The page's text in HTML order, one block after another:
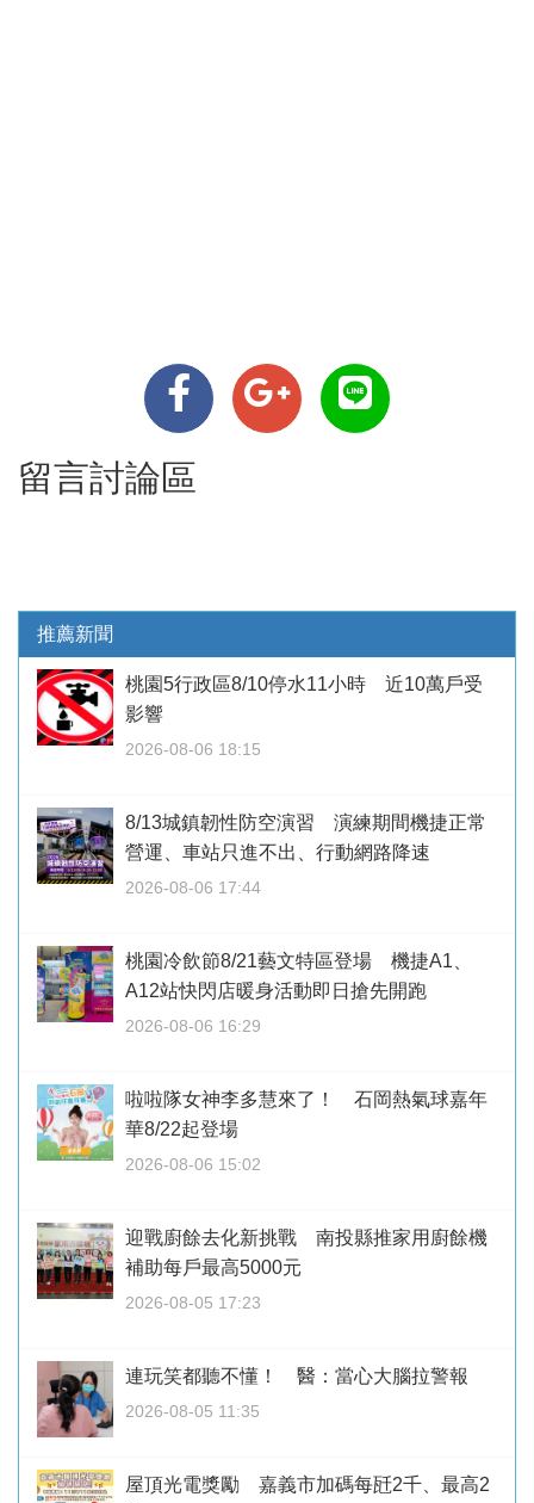
留言討論區
推薦新聞
桃園5行政區8/10停水11小時 近10萬戶受
影響
2026-08-06 18:15
8/13城鎮韌性防空演習 演練期間機捷正常
營運、車站只進不出、行動網路降速
2026-08-06 17:44
桃園冷飲節8/21藝文特區登場 機捷A1、
A12站快閃店暖身活動即日搶先開跑
2026-08-06 16:29
啦啦隊女神李多慧來了！ 石岡熱氣球嘉年
華8/22起登場
2026-08-06 15:02
迎戰廚餘去化新挑戰 南投縣推家用廚餘機
補助每戶最高5000元
2026-08-05 17:23
連玩笑都聽不懂！ 醫：當心大腦拉警報
2026-08-05 11:35
屋頂光電獎勵 嘉義市加碼每瓩2千、最高2